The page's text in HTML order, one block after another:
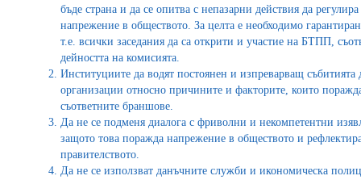
бъде страна и да се опитва с непазарни действия да
напрежение в обществото. За целта е необходимо
т.е. всички заседания да са открити и участие на БТПП,
дейността на комисията.
Институциите да водят постоянен и изпреварващ
организации относно причините и факторите, които
съответните браншове.
Да не се подменя диалога с фриволни и некомпетентни
защото това поражда напрежение в обществото и
правителството.
Да не се използват данъчните служби и икономическа